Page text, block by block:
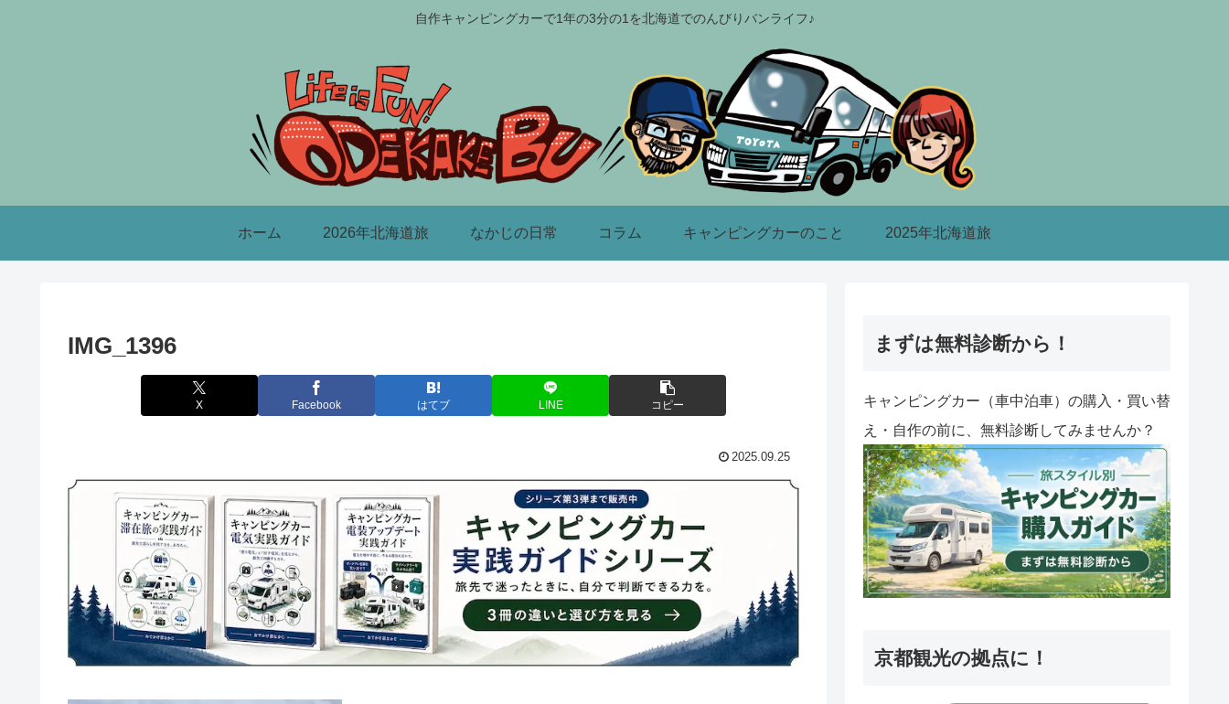
自作キャンピングカーで1年の3分の1を北海道でのんびりバンライフ♪
ホーム 2026年北海道旅 なかじの日常 コラム キャンピングカーのこと 2025年北海道旅
IMG_1396
X Facebook はてブ LINE コピー
2025.09.25
まずは無料診断から！
キャンピングカー（車中泊車）の購入・買い替
え・自作の前に、無料診断してみませんか？
京都観光の拠点に！